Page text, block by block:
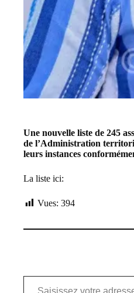
Une nouvelle liste de 245
de l’Administration
leurs instances
La liste ici:
Vues: 394
Saisissez votre adresse e-mail…